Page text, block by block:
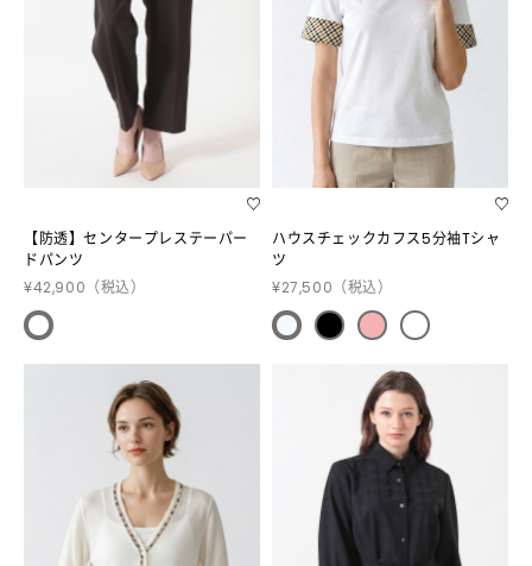
【防透】センタープレステーパー
ドパンツ
¥42,900 （税込）
ハウスチェックカフス5分袖Tシャ
ツ
¥27,500 （税込）